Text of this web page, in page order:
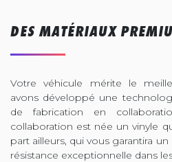
DES MATÉRIAUX
Votre véhicule mérite le
avons développé une
de fabrication en
collaboration est née un vinyle
part ailleurs, qui vous garantira
résistance exceptionnelle dans